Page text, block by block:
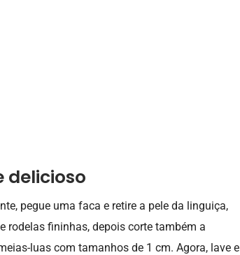
delicioso
pegue uma faca e retire a pele da linguiça,
rodelas fininhas, depois corte também a
luas com tamanhos de 1 cm. Agora, lave e